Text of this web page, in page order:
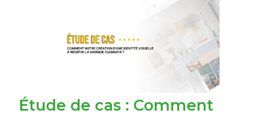
Étude de cas : Comment